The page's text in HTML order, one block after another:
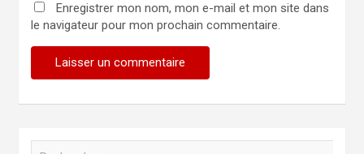
Enregistrer mon nom, mon e-mail et mon site dans
le navigateur pour mon prochain commentaire.